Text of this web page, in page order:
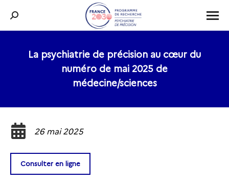
Recherche
:
La psychiatrie de précision au cœur du
numéro de mai 2025 de
médecine/sciences
Vous êtes ici :
26 mai 2025
Consulter en ligne